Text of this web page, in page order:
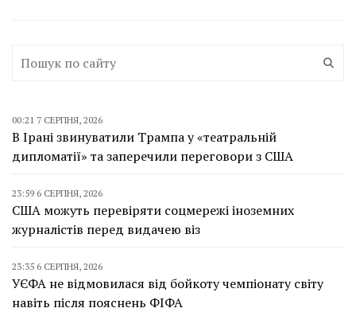
00:21 7 СЕРПНЯ, 2026
В Ірані звинуватили Трампа у «театральній
дипломатії» та заперечили переговори з США
23:59 6 СЕРПНЯ, 2026
США можуть перевіряти соцмережі іноземних
журналістів перед видачею віз
23:35 6 СЕРПНЯ, 2026
УЄФА не відмовилася від бойкоту чемпіонату світу
навіть після пояснень ФІФА